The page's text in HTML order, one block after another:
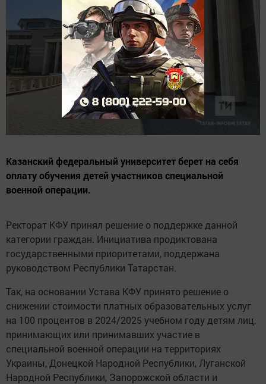
Казанский федеральный университет берет на себя
оплату обучения детей участников специальной
военной операции.
Ректорат КФУ принял решение о поддержке данной
категории граждан. Инициатива продиктована
государственными приоритетами, поддержана
руководством Республики Татарстан.
Так, на основании Устава КФУ принято решение о
снижении стоимости платных образовательных услуг
на 100 процентов в 2024/2025 учебном году детям лиц,
принимающих или принимавших участие в
специальной военной операции на территориях
Украины, Донецкой Народной Республики, Луганской
Народной Республики, Запорожской области и